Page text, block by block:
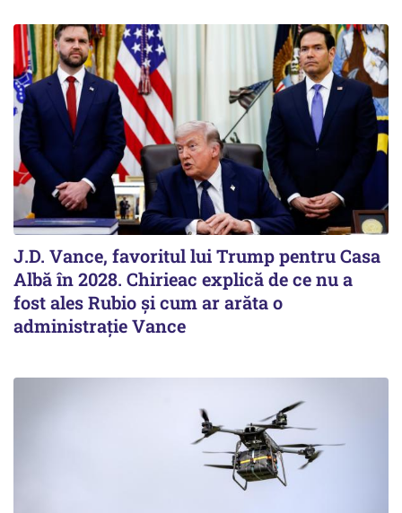
J.D. Vance, favoritul lui Trump pentru Casa
Albă în 2028. Chirieac explică de ce nu a
fost ales Rubio și cum ar arăta o
administrație Vance